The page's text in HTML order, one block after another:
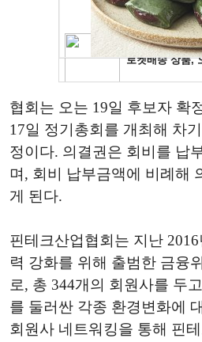
협회는 오는 19일 후보자 확
17일 정기총회를 개최해 차
정이다. 의결권은 회비를 납
며, 회비 납부금액에 비례해
게 된다.
핀테크산업협회는 지난
력 강화를 위해 출범한 금융
로, 총 344개의 회원사를 두
를 둘러싼 각종 환경변화에
회원사 네트워킹을 통해 핀